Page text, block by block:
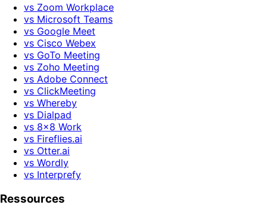
vs Zoom Workplace
vs Microsoft Teams
vs Google Meet
vs Cisco Webex
vs GoTo Meeting
vs Zoho Meeting
vs Adobe Connect
vs ClickMeeting
vs Whereby
vs Dialpad
vs 8x8 Work
vs Fireflies.ai
vs Otter.ai
vs Wordly
vs Interprefy
Ressources